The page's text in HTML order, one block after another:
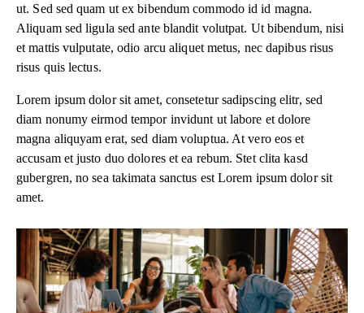
ut. Sed sed quam ut ex bibendum commodo id id magna.
Aliquam sed ligula sed ante blandit volutpat. Ut bibendum, nisi
et mattis vulputate, odio arcu aliquet metus, nec dapibus risus
risus quis lectus.
Lorem ipsum dolor sit amet, consetetur sadipscing elitr, sed
diam nonumy eirmod tempor invidunt ut labore et dolore
magna aliquyam erat, sed diam voluptua. At vero eos et
accusam et justo duo dolores et ea rebum. Stet clita kasd
gubergren, no sea takimata sanctus est Lorem ipsum dolor sit
amet.